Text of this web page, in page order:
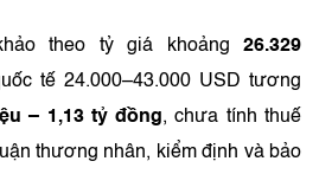
theo tỷ giá khoảng 26.329
tế 24.000–43.000 USD tương
– 1,13 tỷ đồng, chưa tính thuế
thương nhân, kiểm định và bảo